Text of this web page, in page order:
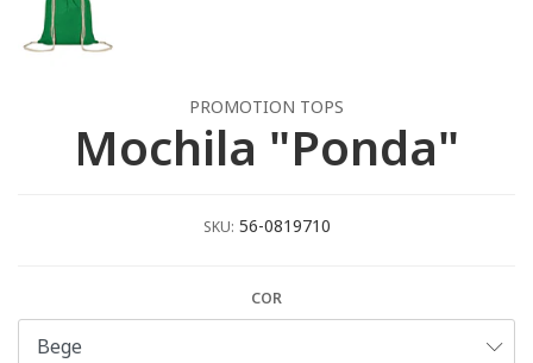
PROMOTION TOPS
Mochila "Ponda"
SKU: 56-0819710
COR